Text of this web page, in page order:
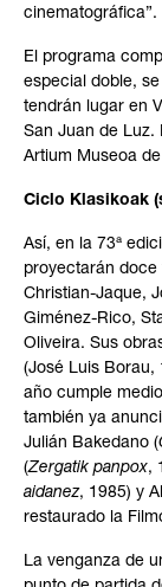
cinematográfica”.
El programa
especial doble,
tendrán lugar en
San Juan de Luz.
Artium Museoa
Ciclo Klasikoak
Así, en la 73ª
proyectarán doce
Christian-Jaque,
Giménez-Rico,
Oliveira. Sus
(José Luis Borau,
año cumple
también ya
Julián Bakedano (
(Zergatik panpox,
aidanez, 1985) y
restaurado la
La venganza de